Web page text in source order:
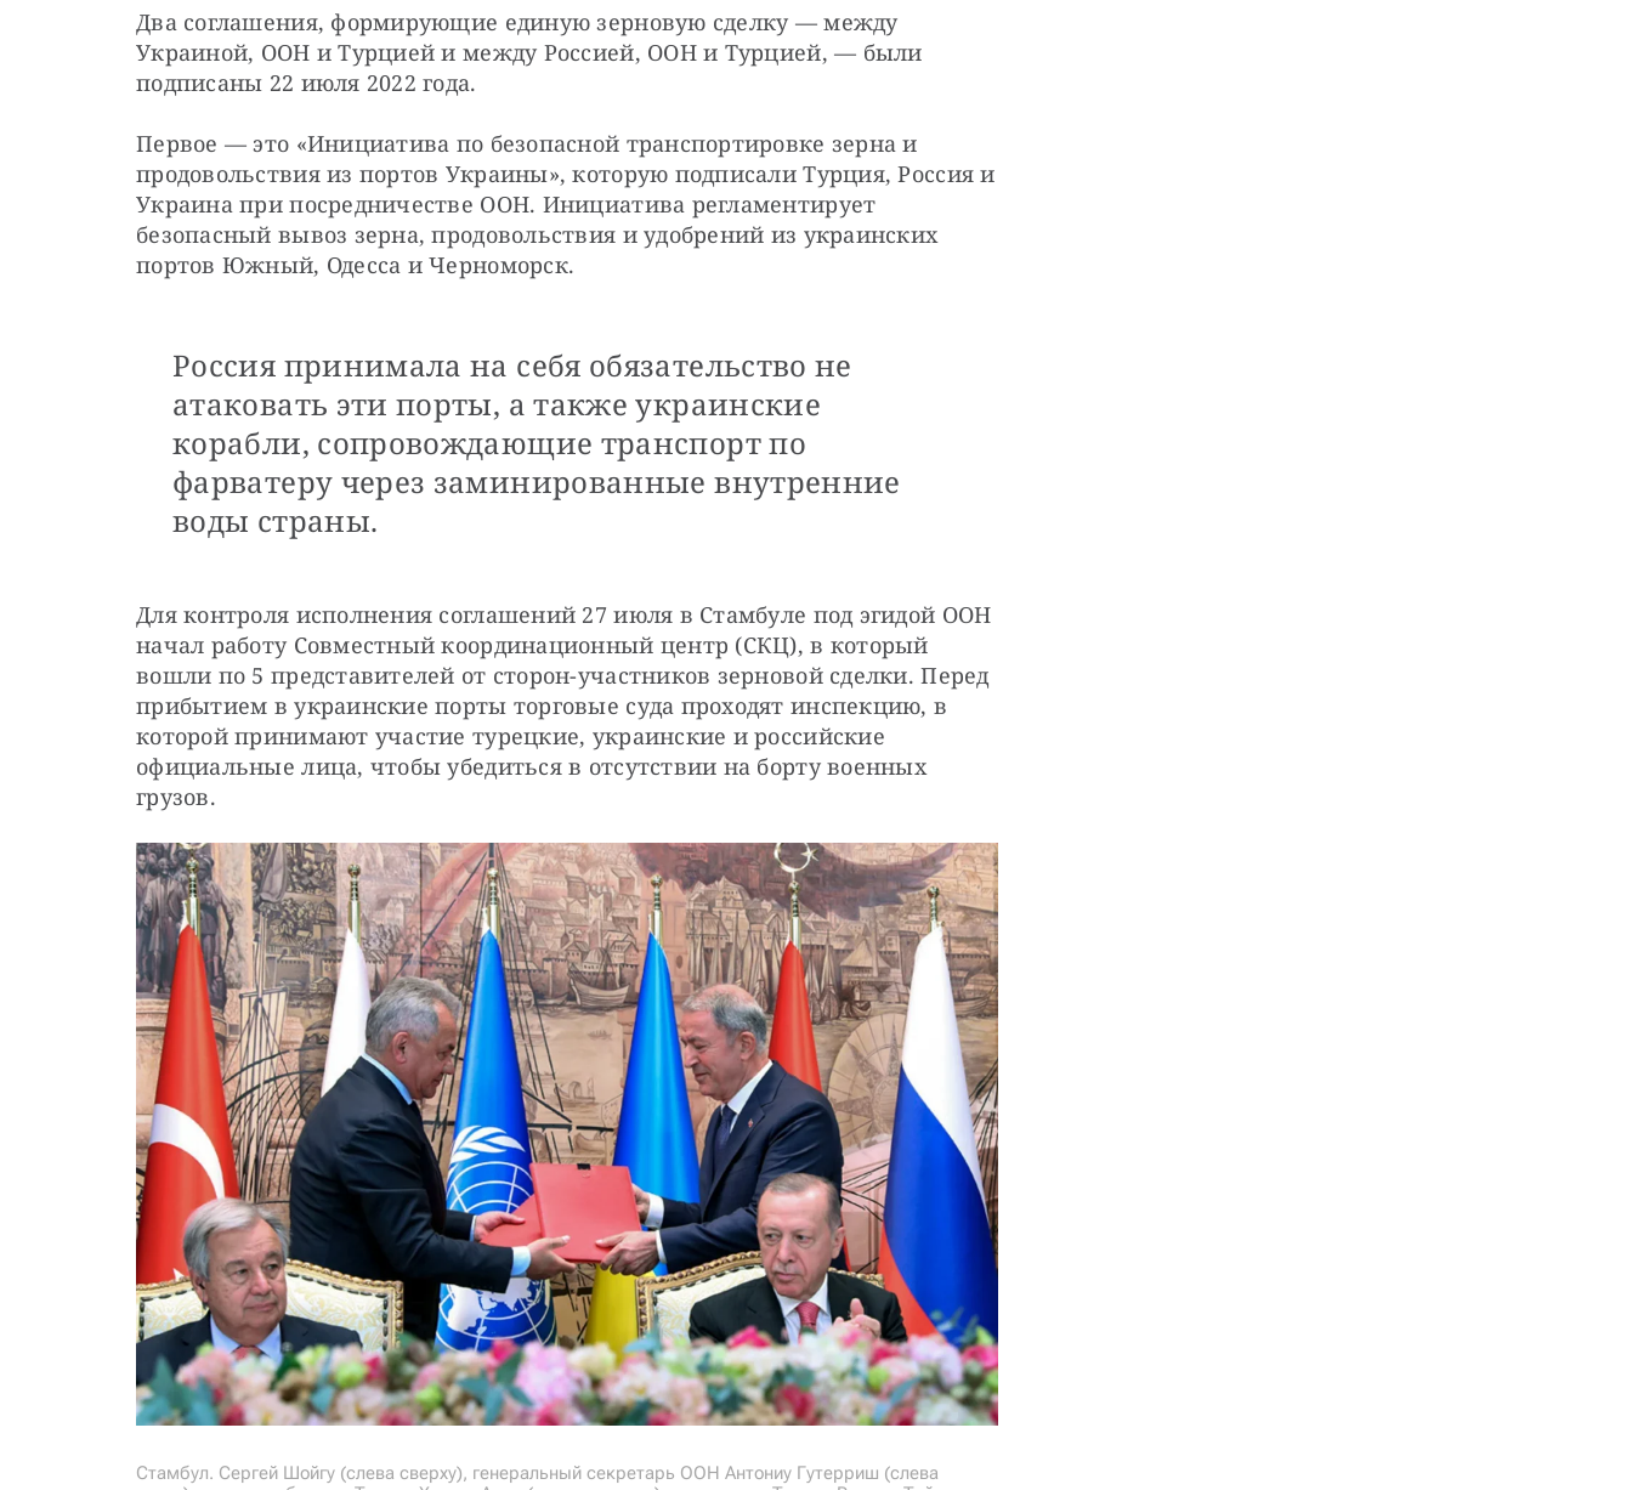
Два соглашения, формирующие единую зерновую сделку — между
Украиной, ООН и Турцией и между Россией, ООН и Турцией, — были
подписаны 22 июля 2022 года.
Первое — это «Инициатива по безопасной транспортировке зерна и
продовольствия из портов Украины», которую подписали Турция, Россия и
Украина при посредничестве ООН. Инициатива регламентирует
безопасный вывоз зерна, продовольствия и удобрений из украинских
портов Южный, Одесса и Черноморск.
Россия принимала на себя обязательство не
атаковать эти порты, а также украинские
корабли, сопровождающие транспорт по
фарватеру через заминированные внутренние
воды страны.
Для контроля исполнения соглашений 27 июля в Стамбуле под эгидой ООН
начал работу Совместный координационный центр (СКЦ), в который
вошли по 5 представителей от сторон-участников зерновой сделки. Перед
прибытием в украинские порты торговые суда проходят инспекцию, в
которой принимают участие турецкие, украинские и российские
официальные лица, чтобы убедиться в отсутствии на борту военных
грузов.
Стамбул. Сергей Шойгу (слева сверху), генеральный секретарь ООН Антониу Гутерриш (слева